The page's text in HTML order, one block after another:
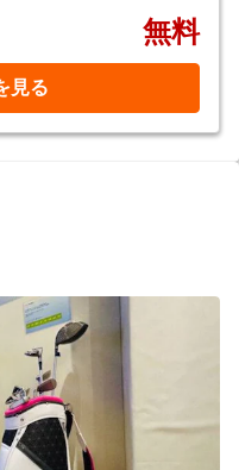
無料
見る